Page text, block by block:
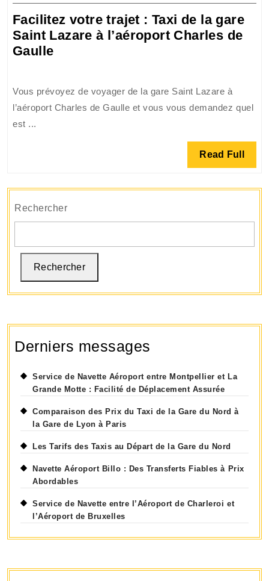
2023
Facilitez votre trajet : Taxi de la gare
Saint Lazare à l’aéroport Charles de
GaulleFacilitez
:
Taxi
Lazare
à
l’aéroport
de
Gaulle
Vous prévoyez de voyager de la gare Saint Lazare à
l’aéroport Charles de Gaulle et vous vous demandez quel
est ...
Read Full Read
Full
Rechercher
Rechercher
Derniers messages
Service de Navette Aéroport entre Montpellier et La
Grande Motte : Facilité de Déplacement Assurée
Comparaison des Prix du Taxi de la Gare du Nord à
la Gare de Lyon à Paris
Les Tarifs des Taxis au Départ de la Gare du Nord
Navette Aéroport Billo : Des Transferts Fiables à Prix
Abordables
Service de Navette entre l’Aéroport de Charleroi et
l’Aéroport de Bruxelles